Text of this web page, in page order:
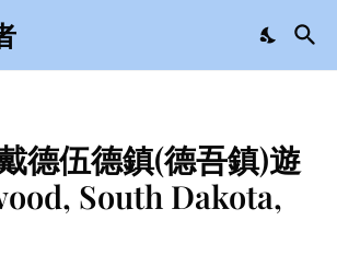
德伍德鎮(德吾鎮)遊
South Dakota,